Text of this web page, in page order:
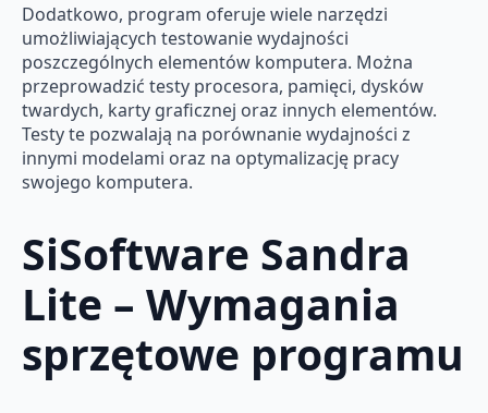
Dodatkowo, program oferuje wiele narzędzi
umożliwiających testowanie wydajności
poszczególnych elementów komputera. Można
przeprowadzić testy procesora, pamięci, dysków
twardych, karty graficznej oraz innych elementów.
Testy te pozwalają na porównanie wydajności z
innymi modelami oraz na optymalizację pracy
swojego komputera.
SiSoftware Sandra
Lite – Wymagania
sprzętowe programu